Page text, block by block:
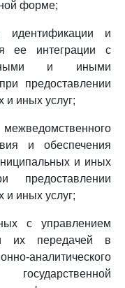
форме;
идентификации и
ее интеграции с
и иными
предоставлении
и иных услуг;
и обеспечения
и иных
предоставлении
и иных услуг;
с управлением
их передачей в
аналитического